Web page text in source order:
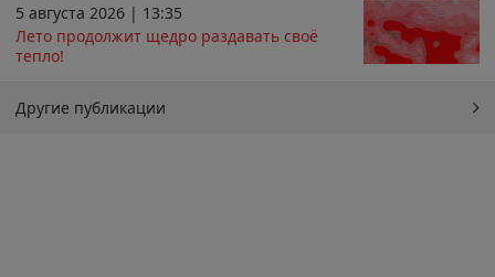
5 августа 2026 | 13:35
Лето продолжит щедро раздавать своё
тепло!
Другие публикации